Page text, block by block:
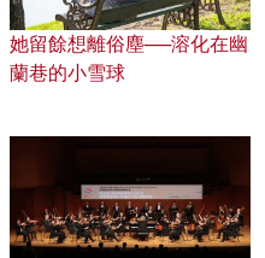
她留餘想離俗塵──溶化在幽
蘭巷的小雪球